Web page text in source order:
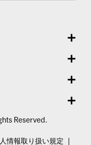
Reserved.
情報取り扱い規定